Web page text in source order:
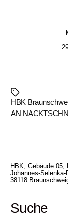
Schlagwörter
HBK
AN
HBK, Gebäude 05,
Johannes-
38118
Suche